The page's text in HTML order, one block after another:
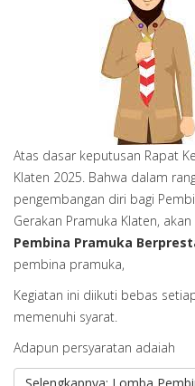
Atas dasar keputusan Rapat
Klaten 2025. Bahwa dalam
pengembangan diri bagi
Gerakan Pramuka Klaten,
Pembina Pramuka
pembina pramuka,
Kegiatan ini diikuti bebas
memenuhi syarat.
Adapun persyaratan adaiah